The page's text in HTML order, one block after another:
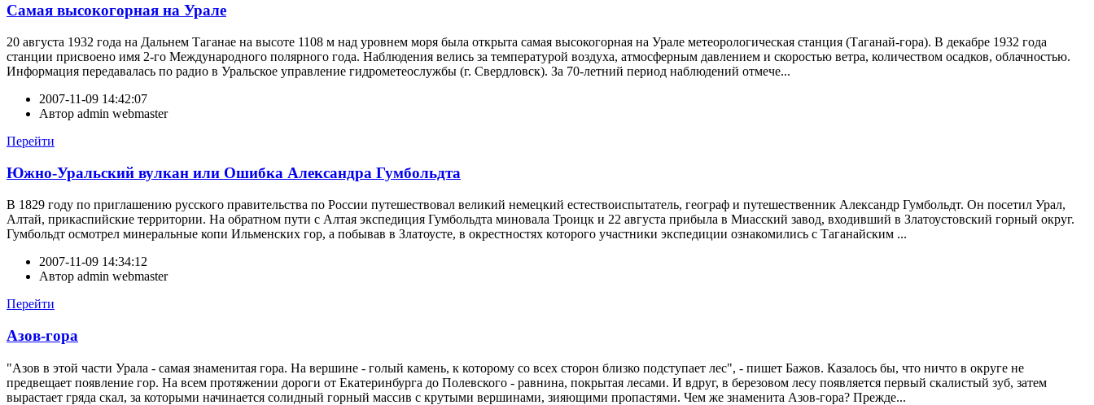
Самая высокогорная на Урале
20 августа 1932 года на Дальнем Таганае на высоте 1108 м над уровнем моря была открыта самая высокогорная на Урале метеорологическая станция (Таганай-гора). В декабре 1932 года
станции присвоено имя 2-го Международного полярного года. Наблюдения велись за температурой воздуха, атмосферным давлением и скоростью ветра, количеством осадков, облачностью.
Информация передавалась по радио в Уральское управление гидрометеослужбы (г. Свердловск). За 70-летний период наблюдений отмече...
2007-11-09 14:42:07
Автор admin webmaster
Перейти
Южно-Уральский вулкан или Ошибка Александра Гумбольдта
В 1829 году по приглашению русского правительства по России путешествовал великий немецкий естествоиспытатель, географ и путешественник Александр Гумбольдт. Он посетил Урал,
Алтай, прикаспийские территории. На обратном пути с Алтая экспедиция Гумбольдта миновала Троицк и 22 августа прибыла в Миасский завод, входивший в Златоустовский горный округ.
Гумбольдт осмотрел минеральные копи Ильменских гор, а побывав в Златоусте, в окрестностях которого участники экспедиции ознакомились с Таганайским ...
2007-11-09 14:34:12
Автор admin webmaster
Перейти
Азов-гора
"Азов в этой части Урала - самая знаменитая гора. На вершине - голый камень, к которому со всех сторон близко подступает лес", - пишет Бажов. Казалось бы, что ничто в округе не
предвещает появление гор. На всем протяжении дороги от Екатеринбурга до Полевского - равнина, покрытая лесами. И вдруг, в березовом лесу появляется первый скалистый зуб, затем
вырастает гряда скал, за которыми начинается солидный горный массив с крутыми вершинами, зияющими пропастями. Чем же знаменита Азов-гора? Прежде...